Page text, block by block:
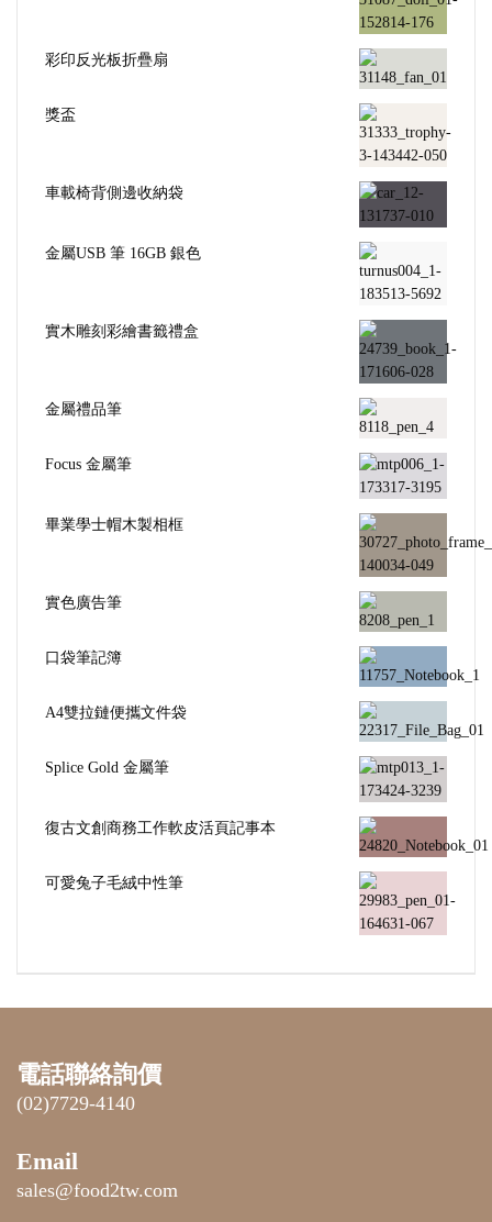
彩印反光板折疊扇
獎盃
車載椅背側邊收納袋
金屬USB 筆 16GB 銀色
實木雕刻彩繪書籤禮盒
金屬禮品筆
Focus 金屬筆
畢業學士帽木製相框
實色廣告筆
口袋筆記簿
A4雙拉鏈便攜文件袋
Splice Gold 金屬筆
復古文創商務工作軟皮活頁記事本
可愛兔子毛絨中性筆
電話聯絡詢價
(02)7729-4140
Email
sales@food2tw.com